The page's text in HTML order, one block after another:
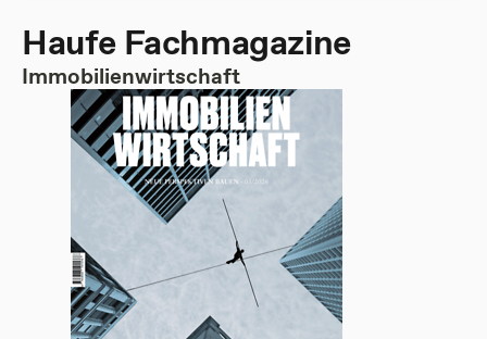
Haufe Fachmagazine
Immobilienwirtschaft